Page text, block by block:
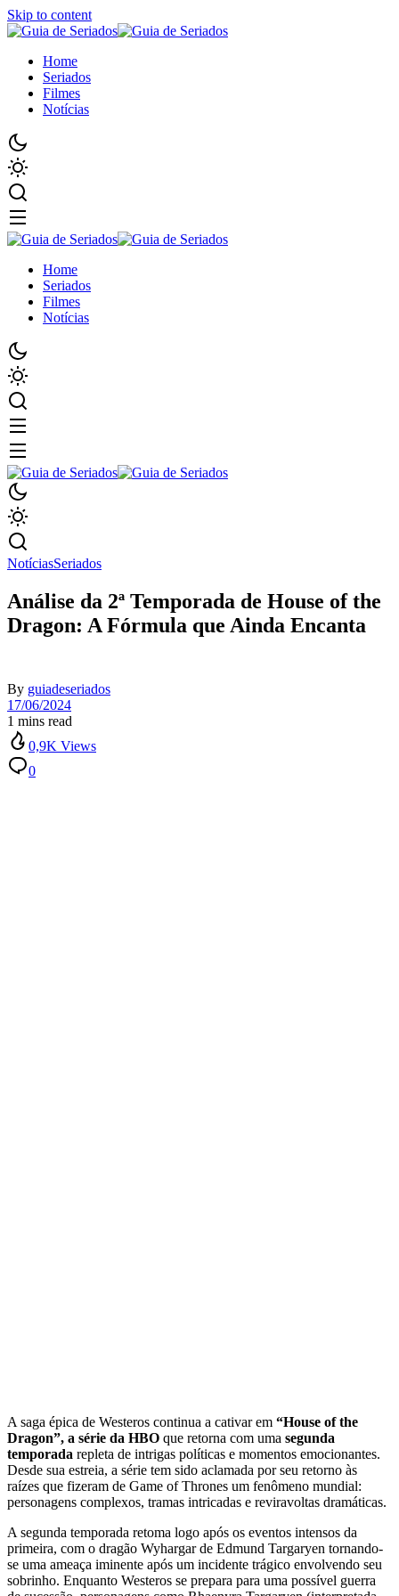
Skip to content
Home
Seriados
Filmes
Notícias
Home
Seriados
Filmes
Notícias
NotíciasSeriados
Análise da 2ª Temporada de House of the
Dragon: A Fórmula que Ainda Encanta
By guiadeseriados
17/06/2024
1 mins read
0,9K Views
0
A saga épica de Westeros continua a cativar em “House of the
Dragon”, a série da HBO que retorna com uma segunda
temporada repleta de intrigas políticas e momentos emocionantes.
Desde sua estreia, a série tem sido aclamada por seu retorno às
raízes que fizeram de Game of Thrones um fenômeno mundial:
personagens complexos, tramas intricadas e reviravoltas dramáticas.
A segunda temporada retoma logo após os eventos intensos da
primeira, com o dragão Wyhargar de Edmund Targaryen tornando-
se uma ameaça iminente após um incidente trágico envolvendo seu
sobrinho. Enquanto Westeros se prepara para uma possível guerra